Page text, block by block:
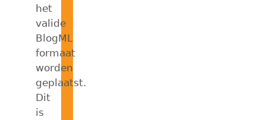
het
valide
BlogML
formaat
worden
geplaatst.
Dit
is